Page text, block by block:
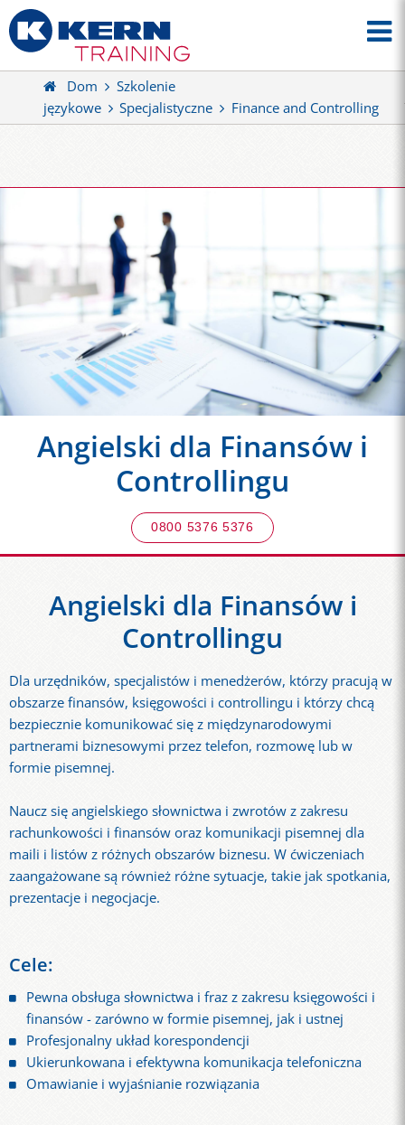
Dom
Szkolenie
językowe
Specjalistyczne Finance and Controlling
Angielski dla Finansów i
Controllingu
0800 5376 5376
Angielski dla Finansów i
Controllingu
Dla urzędników, specjalistów i menedżerów, którzy pracują w
obszarze finansów, księgowości i controllingu i którzy chcą
bezpiecznie komunikować się z międzynarodowymi
partnerami biznesowymi przez telefon, rozmowę lub w
formie pisemnej.
Naucz się angielskiego słownictwa i zwrotów z zakresu
rachunkowości i finansów oraz komunikacji pisemnej dla
maili i listów z różnych obszarów biznesu. W ćwiczeniach
zaangażowane są również różne sytuacje, takie jak spotkania,
prezentacje i negocjacje.
Cele:
Pewna obsługa słownictwa i fraz z zakresu księgowości i
finansów - zarówno w formie pisemnej, jak i ustnej
Profesjonalny układ korespondencji
Ukierunkowana i efektywna komunikacja telefoniczna
Omawianie i wyjaśnianie rozwiązania